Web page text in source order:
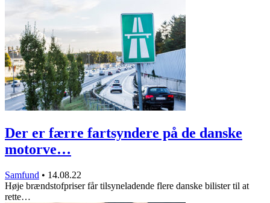
Der er færre fartsyndere på de danske
motorve…
Samfund • 14.08.22
Høje brændstofpriser får tilsyneladende flere danske bilister til at
rette…